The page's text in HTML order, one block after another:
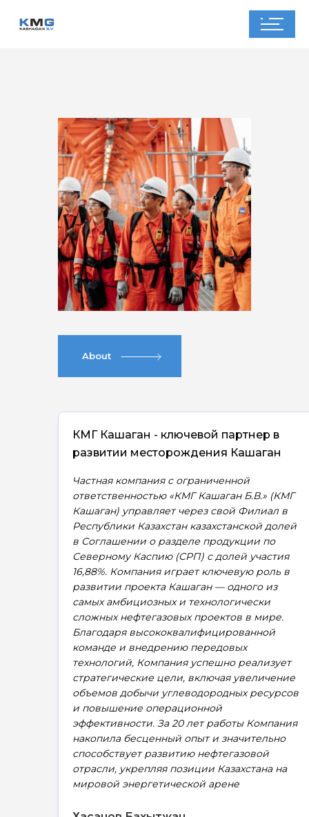
About
КМГ Кашаган - ключевой партнер в
развитии месторождения Кашаган
Частная компания с ограниченной
ответственностью «КМГ Кашаган Б.В.» (КМГ
Кашаган) управляет через свой Филиал в
Республики Казахстан казахстанской долей
в Соглашении о разделе продукции по
Северному Каспию (СРП) с долей участия
16,88%. Компания играет ключевую роль в
развитии проекта Кашаган — одного из
самых амбициозных и технологически
сложных нефтегазовых проектов в мире.
Благодаря высококвалифицированной
команде и внедрению передовых
технологий, Компания успешно реализует
стратегические цели, включая увеличение
объемов добычи углеводородных ресурсов
и повышение операционной
эффективности. За 20 лет работы Компания
накопила бесценный опыт и значительно
способствует развитию нефтегазовой
отрасли, укрепляя позиции Казахстана на
мировой энергетической арене